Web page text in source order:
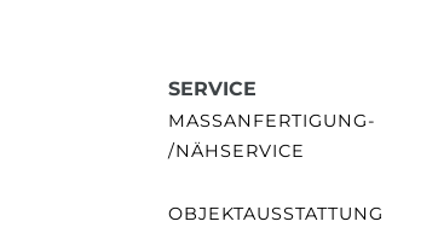
SERVICE
MASSANFERTIGUNG- /
NÄHSERVICE
OBJEKTAUSSTATTUNG